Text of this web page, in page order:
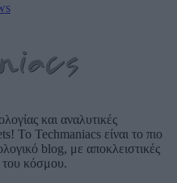
και αναλυτικές
Το Techmaniacs είναι το πιο
blog, με αποκλειστικές
του κόσμου.